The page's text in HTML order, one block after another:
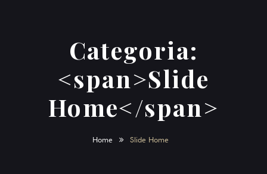
Categoria:
<span>Slide
Home</span>
Home Slide Home